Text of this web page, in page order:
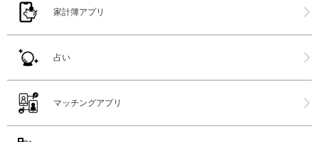
家計簿アプリ
占い
マッチングアプリ